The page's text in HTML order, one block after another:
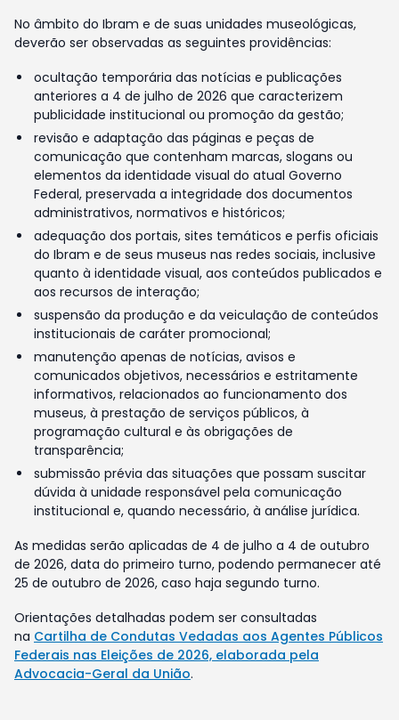
No âmbito do Ibram e de suas unidades museológicas,
deverão ser observadas as seguintes providências:
ocultação temporária das notícias e publicações
anteriores a 4 de julho de 2026 que caracterizem
publicidade institucional ou promoção da gestão;
revisão e adaptação das páginas e peças de
comunicação que contenham marcas, slogans ou
elementos da identidade visual do atual Governo
Federal, preservada a integridade dos documentos
administrativos, normativos e históricos;
adequação dos portais, sites temáticos e perfis oficiais
do Ibram e de seus museus nas redes sociais, inclusive
quanto à identidade visual, aos conteúdos publicados e
aos recursos de interação;
suspensão da produção e da veiculação de conteúdos
institucionais de caráter promocional;
manutenção apenas de notícias, avisos e
comunicados objetivos, necessários e estritamente
informativos, relacionados ao funcionamento dos
museus, à prestação de serviços públicos, à
programação cultural e às obrigações de
transparência;
submissão prévia das situações que possam suscitar
dúvida à unidade responsável pela comunicação
institucional e, quando necessário, à análise jurídica.
As medidas serão aplicadas de 4 de julho a 4 de outubro
de 2026, data do primeiro turno, podendo permanecer até
25 de outubro de 2026, caso haja segundo turno.
Orientações detalhadas podem ser consultadas
na Cartilha de Condutas Vedadas aos Agentes Públicos
Federais nas Eleições de 2026, elaborada pela
Advocacia-Geral da União.